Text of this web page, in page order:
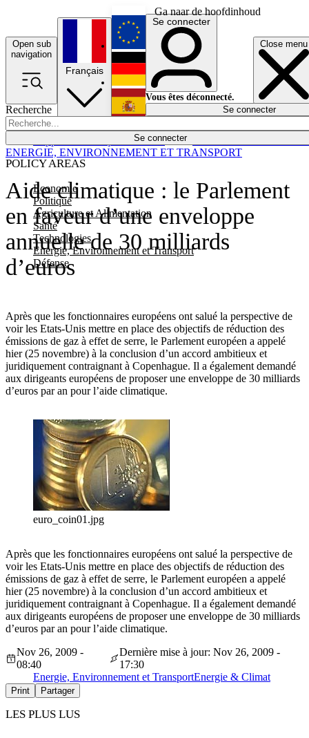
Ga naar de hoofdinhoud
Open sub
navigation
Close menu
Recherche
Se connecter
POLICY AREAS
Economie
Politique
Agriculture et Alimentation
Santé
Technologies
Energie, Environnement et Transport
Défense
Économie
Français
English
Deutsch
Español
Se connecter
Vous êtes déconnecté.
Se connecter
Aide climatique : le Parlement
en faveur d’une enveloppe
annuelle de 30 milliards
d’euros
Après que les fonctionnaires européens ont salué la perspective de
voir les Etats-Unis mettre en place des objectifs de réduction des
émissions de gaz à effet de serre, le Parlement européen a appelé
hier (25 novembre) à la conclusion d’un accord ambitieux et
juridiquement contraignant à Copenhague. Il a également demandé
aux dirigeants européens de proposer une enveloppe de 30 milliards
d’euros par an pour l’aide climatique.
ENERGIE, ENVIRONNEMENT ET TRANSPORT
euro_coin01.jpg
Après que les fonctionnaires européens ont salué la perspective de
voir les Etats-Unis mettre en place des objectifs de réduction des
émissions de gaz à effet de serre, le Parlement européen a appelé
hier (25 novembre) à la conclusion d’un accord ambitieux et
juridiquement contraignant à Copenhague. Il a également demandé
aux dirigeants européens de proposer une enveloppe de 30 milliards
d’euros par an pour l’aide climatique.
Nov 26, 2009 -
08:40
Dernière mise à jour: Nov 26, 2009 -
17:30
Energie, Environnement et TransportEnergie & Climat
Print Partager
LES PLUS LUS